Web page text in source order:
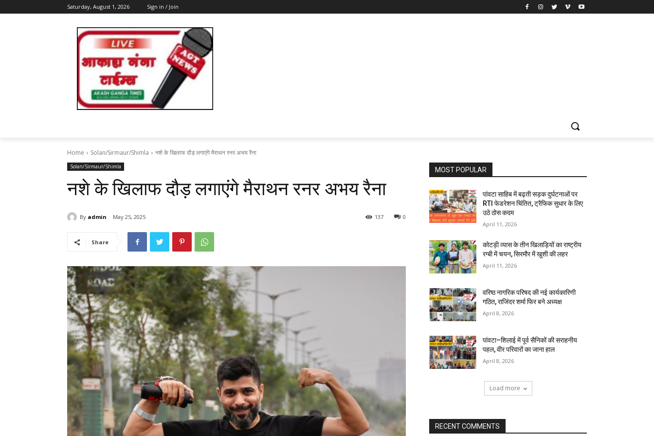
Saturday, August 1, 2026 Sign in / Join
Home Solan/Sirmaur/Shimla नशे के खिलाफ दौड़ लगाएंगे मैराथन रनर अभय रैना
Solan/Sirmaur/Shimla
नशे के खिलाफ दौड़ लगाएंगे मैराथन रनर अभय रैना
By admin May 25, 2025 0
137
Share
MOST POPULAR
पांवटा साहिब में बढ़ती सड़क दुर्घटनाओं पर
RTI फेडरेशन चिंतित, ट्रैफिक सुधार के लिए
उठे ठोस कदम
April 11, 2026
कोटड़ी व्यास के तीन खिलाड़ियों का राष्ट्रीय
रग्बी में चयन, सिरमौर में खुशी की लहर
April 11, 2026
वरिष्ठ नागरिक परिषद की नई कार्यकारिणी
गठित, राजिंदर शर्मा फिर बने अध्यक्ष
April 8, 2026
पांवटा–शिलाई में पूर्व सैनिकों की सराहनीय
पहल, वीर परिवारों का जाना हाल
April 8, 2026
Load more
RECENT COMMENTS